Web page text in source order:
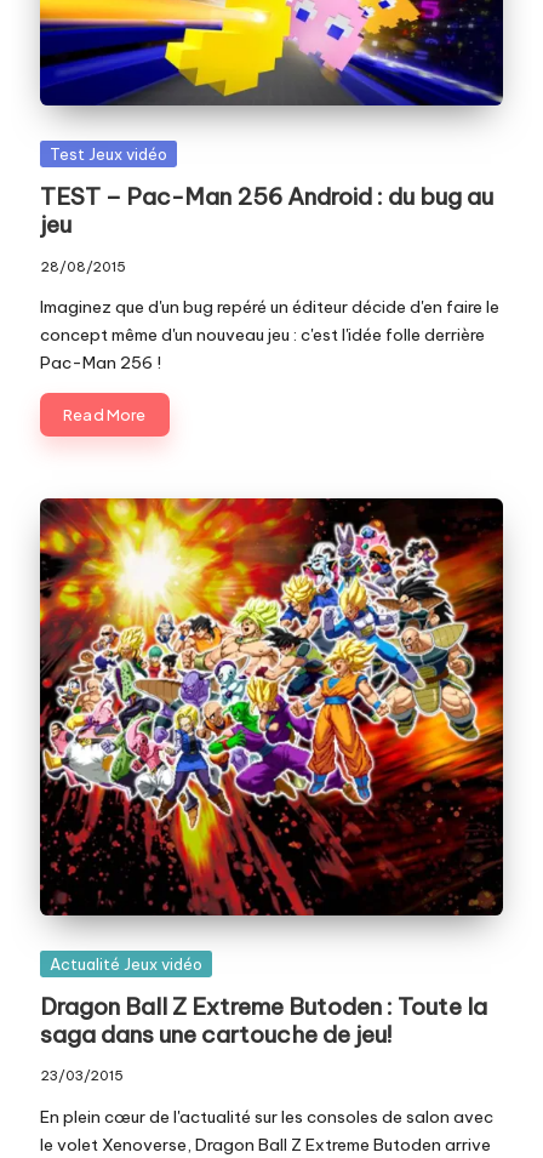
c
o
m
Posted
Test Jeux vidéo
TEST – Pac-Man 256 Android : du bug au
jeu
28/08/2015
Imaginez que d'un bug repéré un éditeur décide d'en faire le
concept même d'un nouveau jeu : c'est l'idée folle derrière
Pac-Man 256 !
Read More
Posted
Actualité Jeux vidéo
Dragon Ball Z Extreme Butoden : Toute la
saga dans une cartouche de jeu!
23/03/2015
En plein cœur de l'actualité sur les consoles de salon avec
le volet Xenoverse, Dragon Ball Z Extreme Butoden arrive